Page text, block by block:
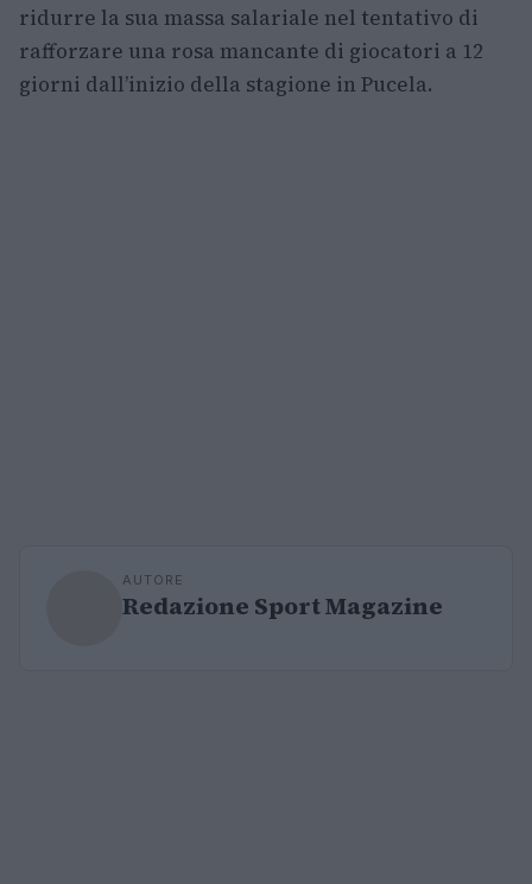
ridurre la sua massa salariale nel tentativo di
rafforzare una rosa mancante di giocatori a 12
giorni dall’inizio della stagione in Pucela.
AUTORE
Redazione Sport Magazine